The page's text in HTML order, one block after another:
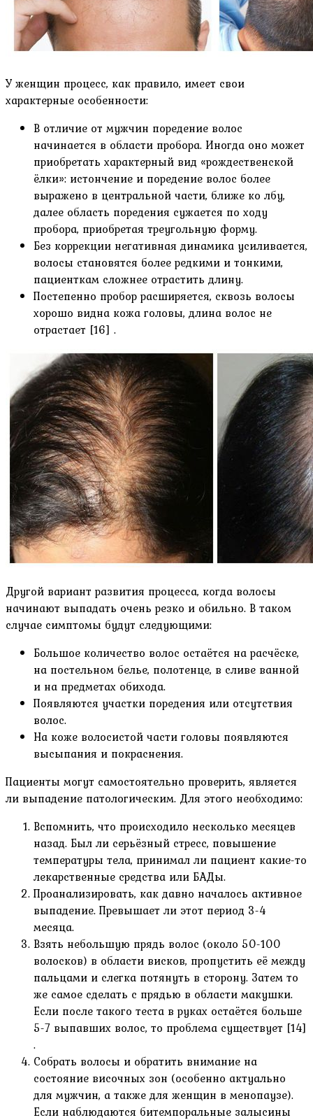
У женщин процесс, как правило, имеет свои
характерные особенности:
В отличие от мужчин поредение волос
начинается в области пробора. Иногда оно может
приобретать характерный вид «рождественской
ёлки»: истончение и поредение волос более
выражено в центральной части, ближе ко лбу,
далее область поредения сужается по ходу
пробора, приобретая треугольную форму.
Без коррекции негативная динамика усиливается,
волосы становятся более редкими и тонкими,
пациенткам сложнее отрастить длину.
Постепенно пробор расширяется, сквозь волосы
хорошо видна кожа головы, длина волос не
отрастает [16] .
Другой вариант развития процесса, когда волосы
начинают выпадать очень резко и обильно. В таком
случае симптомы будут следующими:
Большое количество волос остаётся на расчёске,
на постельном белье, полотенце, в сливе ванной
и на предметах обихода.
Появляются участки поредения или отсутствия
волос.
На коже волосистой части головы появляются
высыпания и покраснения.
Пациенты могут самостоятельно проверить, является
ли выпадение патологическим. Для этого необходимо:
Вспомнить, что происходило несколько месяцев
назад. Был ли серьёзный стресс, повышение
температуры тела, принимал ли пациент какие-то
лекарственные средства или БАДы.
Проанализировать, как давно началось активное
выпадение. Превышает ли этот период 3-4
месяца.
Взять небольшую прядь волос (около 50-100
волосков) в области висков, пропустить её между
пальцами и слегка потянуть в сторону. Затем то
же самое сделать с прядью в области макушки.
Если после такого теста в руках остаётся больше
5-7 выпавших волос, то проблема существует [14]
.
Собрать волосы и обратить внимание на
состояние височных зон (особенно актуально
для мужчин, а также для женщин в менопаузе).
Если наблюдаются битемпоральные залысины